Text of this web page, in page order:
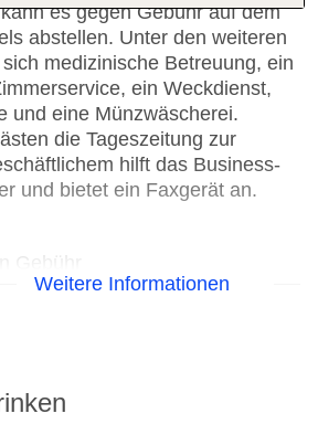
es gegen Gebühr auf dem
abstellen. Unter den weiteren
medizinische Betreuung, ein
ein Weckdienst,
und eine Münzwäscherei.
die Tageszeitung zur
hilft das Business-
und bietet ein Faxgerät an.
Weitere Informationen